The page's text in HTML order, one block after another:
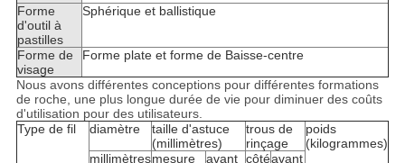
Forme
d'outil à
pastilles
Sphérique et ballistique
Forme de
visage
Forme plate et forme de Baisse-centre
Nous avons différentes conceptions pour différentes formations
de roche, une plus longue durée de vie pour diminuer des coûts
d'utilisation pour des utilisateurs.
Type de fil
diamètre
taille d'astuce
(millimètres)
trous de
rinçage
poids
(kilogrammes)
millimètresmesure avant côtéavant